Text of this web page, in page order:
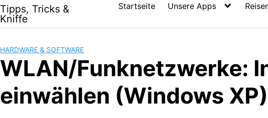
Tipps, Tricks &
Kniffe
Startseite Unsere Apps
HARDWARE & SOFTWARE
WLAN/Funknetzwerke:
einwählen (Windows XP)